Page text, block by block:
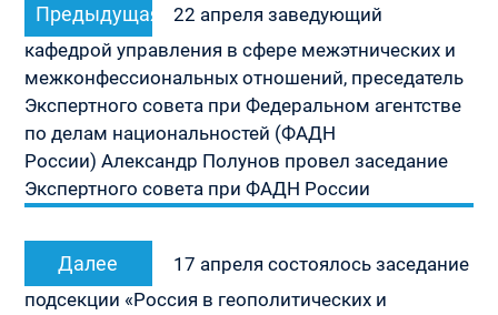
по
записям
Предыдущая
запись:
22 апреля заведующий
кафедрой управления в сфере межэтнических и
межконфессиональных отношений, преседатель
Экспертного совета при Федеральном агентстве
по делам национальностей (ФАДН
России) Александр Полунов провел заседание
Экспертного совета при ФАДН России
Далее
запись:
17 апреля состоялось заседание
подсекции «Россия в геополитических и